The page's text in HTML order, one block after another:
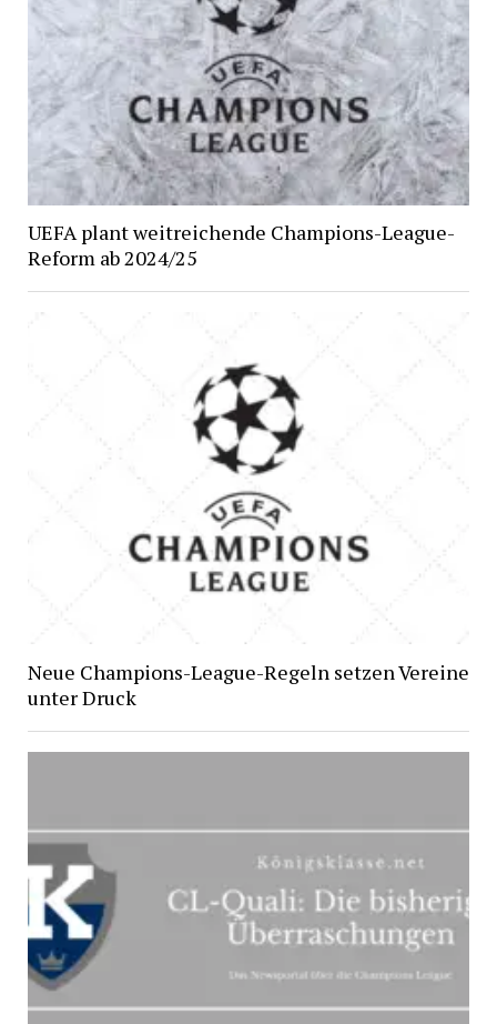
UEFA plant weitreichende Champions-League-
Reform ab 2024/25
Neue Champions-League-Regeln setzen Vereine
unter Druck